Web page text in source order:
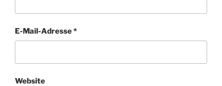
E-Mail-Adresse*
Website